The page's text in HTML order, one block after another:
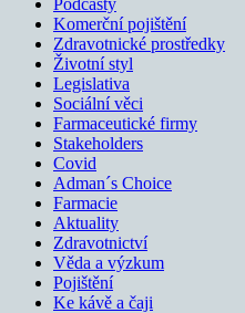
Komerční pojištění
Zdravotnické prostředky
Životní styl
Legislativa
Sociální věci
Farmaceutické firmy
Stakeholders
Covid
Adman´s Choice
Farmacie
Aktuality
Zdravotnictví
Věda a výzkum
Pojištění
Ke kávě a čaji